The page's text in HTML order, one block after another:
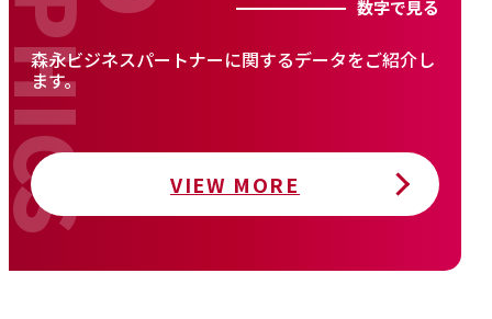
数字で見る
森永ビジネスパートナーに関するデータをご紹介し
ます。
VIEW MORE